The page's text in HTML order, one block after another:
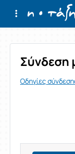
Σύνδεση
Σύνδεση
Οδηγίες